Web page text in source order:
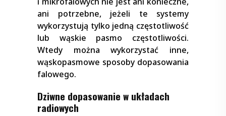
ani potrzebne, jeżeli te systemy
wykorzystują tylko jedną częstotliwość
lub wąskie pasmo częstotliwości.
Wtedy można wykorzystać inne,
wąskopasmowe sposoby dopasowania
falowego.
Dziwne dopasowanie w układach
radiowych